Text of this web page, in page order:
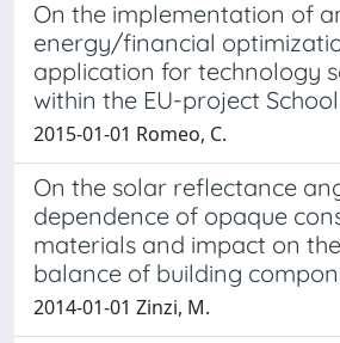
On the implementation of
energy/financial
application for technology
within the EU-project
2015-01-01 Romeo, C.
On the solar reflectance
dependence of opaque
materials and impact on
balance of building
2014-01-01 Zinzi, M.